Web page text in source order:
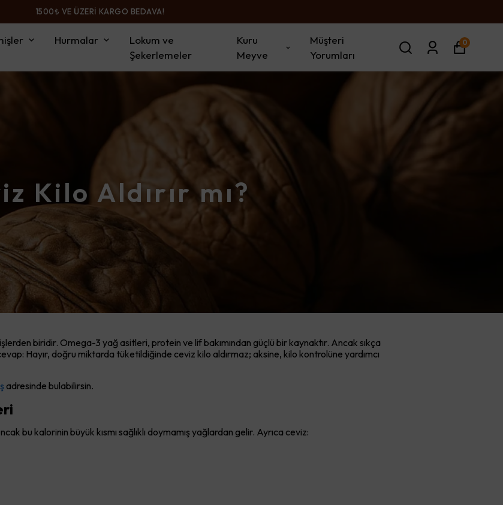
1500₺ VE ÜZERİ KARGO BEDAVA!
Hurmalar
Lokum ve
Şekerlemeler
Kuru
Meyve
Müşteri
Yorumları
0
Kilo Aldırır mı?
biridir. Omega-3 yağ asitleri, protein ve lif bakımından güçlü bir kaynaktır. Ancak sıkça
Hayır, doğru miktarda tüketildiğinde ceviz kilo aldırmaz; aksine, kilo kontrolüne yardımcı
adresinde bulabilirsin.
bu kalorinin büyük kısmı sağlıklı doymamış yağlardan gelir. Ayrıca ceviz: